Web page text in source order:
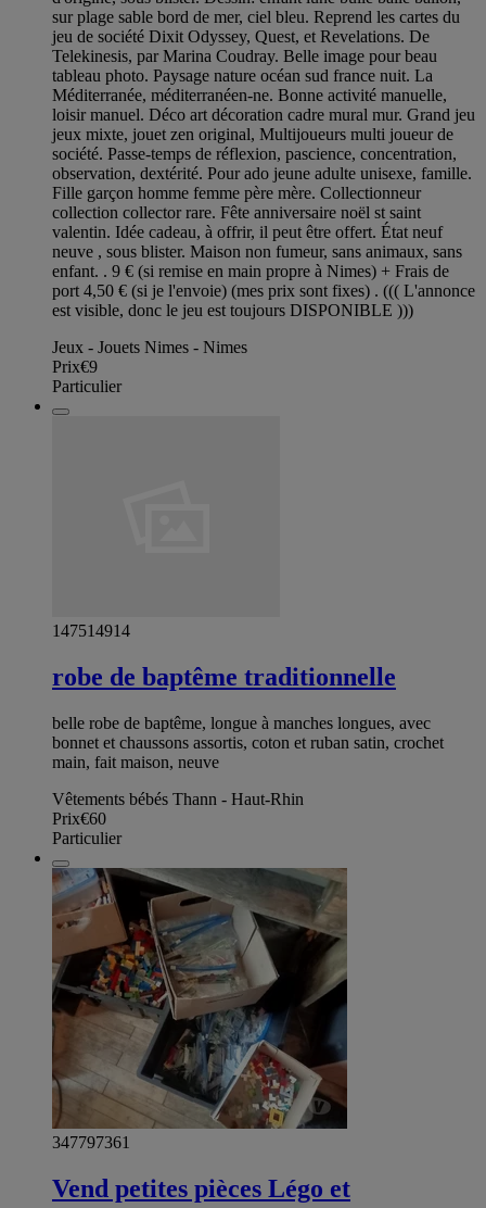
sur plage sable bord de mer, ciel bleu. Reprend les cartes du
jeu de société Dixit Odyssey, Quest, et Revelations. De
Telekinesis, par Marina Coudray. Belle image pour beau
tableau photo. Paysage nature océan sud france nuit. La
Méditerranée, méditerranéen-ne. Bonne activité manuelle,
loisir manuel. Déco art décoration cadre mural mur. Grand jeu
jeux mixte, jouet zen original, Multijoueurs multi joueur de
société. Passe-temps de réflexion, pascience, concentration,
observation, dextérité. Pour ado jeune adulte unisexe, famille.
Fille garçon homme femme père mère. Collectionneur
collection collector rare. Fête anniversaire noël st saint
valentin. Idée cadeau, à offrir, il peut être offert. État neuf
neuve , sous blister. Maison non fumeur, sans animaux, sans
enfant. . 9 € (si remise en main propre à Nimes) + Frais de
port 4,50 € (si je l'envoie) (mes prix sont fixes) . ((( L'annonce
est visible, donc le jeu est toujours DISPONIBLE )))
Jeux - Jouets Nimes - Nimes
Prix€9
Particulier
147514914
robe de baptême traditionnelle
belle robe de baptême, longue à manches longues, avec
bonnet et chaussons assortis, coton et ruban satin, crochet
main, fait maison, neuve
Vêtements bébés Thann - Haut-Rhin
Prix€60
Particulier
347797361
Vend petites pièces Légo et